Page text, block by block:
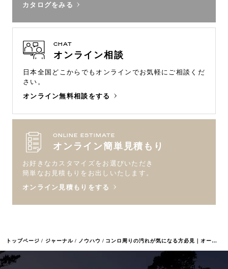
トップページ ジャーナル ノウハウ コンロ周りの汚れが気になる方必見｜オープンキッチンの油はね対策法を紹介
カタログをみる
CHAT
オンライン相談
日本全国どこからでもオンラインでお気軽にご相談くだ
さい。
オンライン無料相談をする
ONLINE ESTIMATE
オンライン簡単見積もり
お好きなカスタマイズをお選びいただき
簡単なお見積もりをお出しいたします。
オンライン見積もりをする